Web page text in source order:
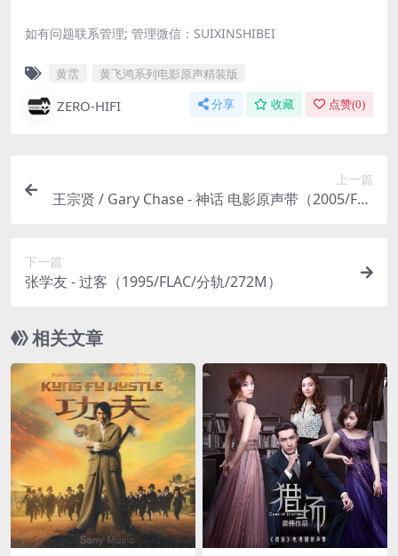
如有问题联系管理; 管理微信：SUIXINSHIBEI
黄霑 黄飞鸿系列电影原声精装版
ZERO-HIFI 分享 收藏 点赞(0)
上一篇
王宗贤 / Gary Chase - 神话 电影原声带（2005/FLA
下一篇
张学友 - 过客（1995/FLAC/分轨/272M）
相关文章